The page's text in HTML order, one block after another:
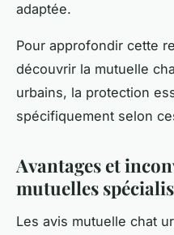
adaptée.
Pour approfondir cette
découvrir la mutuelle
urbains, la protection
spécifiquement selon
Avantages et
mutuelles
Les avis mutuelle chat